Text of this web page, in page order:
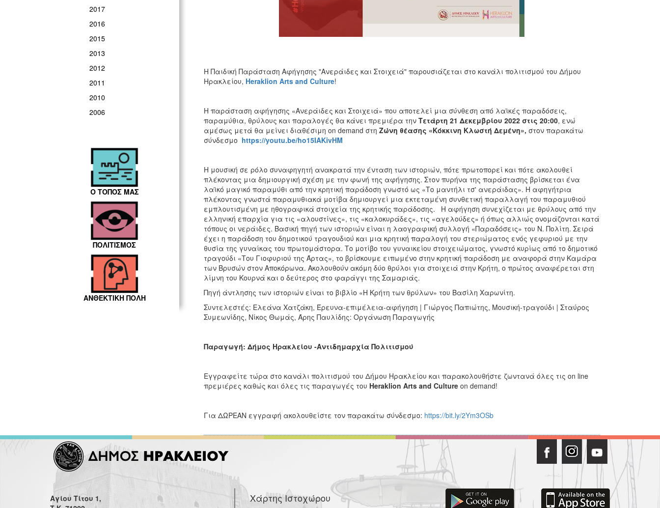
2017
2016
2015
2013
2012
2011
2010
2006
Ο ΤΟΠΟΣ ΜΑΣ
ΠΟΛΙΤΙΣΜΟΣ
ΑΝΘΕΚΤΙΚΗ ΠΟΛΗ
Η Παιδική Παράσταση Αφήγησης "Ανεράιδες και Στοιχειά" παρουσιάζεται στο κανάλι πολιτισμού του Δήμου
Ηρακλείου, Heraklion Arts and Culture!
Η παράσταση αφήγησης «Ανεράιδες και Στοιχειά» που αποτελεί μια σύνθεση από λαϊκές παραδόσεις,
παραμύθια, θρύλους και παραλογές θα κάνει πρεμιέρα την Τετάρτη 21 Δεκεμβρίου 2022 στις 20:00, ενώ
αμέσως μετά θα μείνει διαθέσιμη on demand στη Ζώνη θέασης «Κόκκινη Κλωστή Δεμένη», στον παρακάτω
σύνδεσμο https://youtu.be/ho15IAKivHM
Η μουσική σε ρόλο συναφηγητή ανακρατά την ένταση των ιστοριών, πότε πρωτοπορεί και πότε ακολουθεί
πλέκοντας μια δημιουργική σχέση με την φωνή της αφήγησης. Στον πυρήνα της παράστασης βρίσκεται ένα
λαϊκό μαγικό παραμύθι από την κρητική παράδοση γνωστό ως «Το μαντήλι τσ' ανεράιδας». Η αφηγήτρια
πλέκοντας γνωστά παραμυθιακά μοτίβα δημιουργεί μια εκτεταμένη συνθετική παραλλαγή του παραμυθιού
εμπλουτισμένη με ηθογραφικά στοιχεία της κρητικής παράδοσης. Η αφήγηση συνεχίζεται με θρύλους από την
ελληνική επαρχία για τις «αλουστίνες», τις «καλοκυράδες», τις «αγελούδες» ή όπως αλλιώς ονομάζονται κατά
τόπους οι νεράιδες. Βασική πηγή των ιστοριών είναι η λαογραφική συλλογή «Παραδόσεις» του Ν. Πολίτη. Σειρά
έχει η παράδοση του δημοτικού τραγουδιού και μια κρητική παραλογή του στεριώματος ενός γεφυριού με την
θυσία της γυναίκας του πρωτομάστορα. Το μοτίβο του γυναικείου στοιχειώματος, γνωστό κυρίως από το δημοτικό
τραγούδι «Του Γιοφυριού της Άρτας», το βρίσκουμε ειπωμένο στην κρητική παράδοση με αναφορά στην Καμάρα
των Βρυσών στον Αποκόρωνα. Ακολουθούν ακόμη δύο θρύλοι για στοιχειά στην Κρήτη, ο πρώτος αναφέρεται στη
λίμνη του Κουρνά και ο δεύτερος στο φαράγγι της Σαμαριάς.
Πηγή άντλησης των ιστοριών είναι το βιβλίο «Η Κρήτη των θρύλων» του Βασίλη Χαρωνίτη.
Συντελεστές: Ελεάνα Χατζάκη, Έρευνα-επιμέλεια-αφήγηση | Γιώργος Παπιώτης, Μουσική-τραγούδι | Σταύρος
Συμεωνίδης, Νίκος Θωμάς, Άρης Παυλίδης: Οργάνωση Παραγωγής
Παραγωγή: Δήμος Ηρακλείου -Αντιδημαρχία Πολιτισμού
Εγγραφείτε τώρα στο κανάλι πολιτισμού του Δήμου Ηρακλείου και παρακολουθήστε ζωντανά όλες τις on line
πρεμιέρες καθώς και όλες τις παραγωγές του Heraklion Arts and Cultureon demand!
Για ΔΩΡΕΑΝ εγγραφή ακολουθείστε τον παρακάτω σύνδεσμο: https://bit.ly/2Ym3OSb
Αγίου Τίτου 1,
Χάρτης Ιστοχώρου